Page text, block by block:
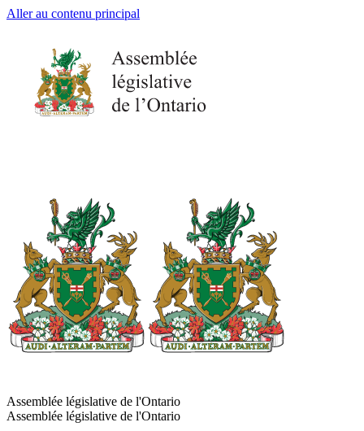
Aller au contenu principal
Assemblée législative de l'Ontario
Assemblée législative de l'Ontario